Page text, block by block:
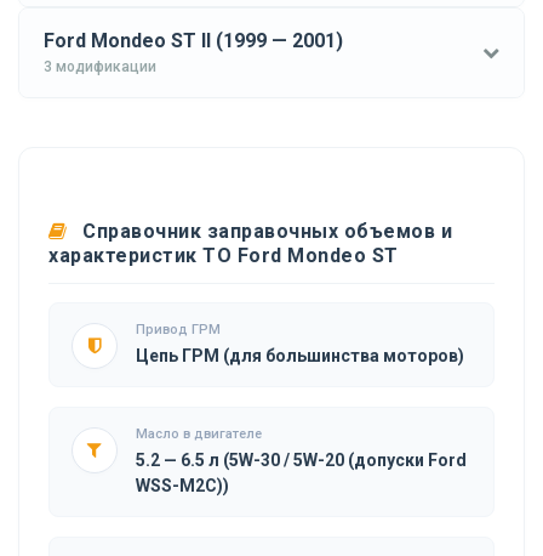
Ford Mondeo ST II (1999 — 2001)
3 модификации
Справочник заправочных объемов и
характеристик ТО Ford Mondeo ST
Привод ГРМ
Цепь ГРМ (для большинства моторов)
Масло в двигателе
5.2 — 6.5 л (5W-30 / 5W-20 (допуски Ford
WSS-M2C))